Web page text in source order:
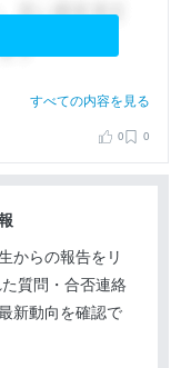
すべての内容を見る
0 0
からの報告をリ
質問・合否連絡
新動向を確認で